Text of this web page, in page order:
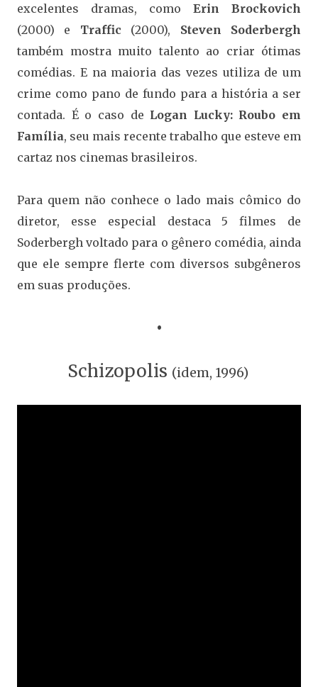
excelentes dramas, como Erin Brockovich
(2000) e Traffic (2000), Steven Soderbergh
também mostra muito talento ao criar ótimas
comédias. E na maioria das vezes utiliza de um
crime como pano de fundo para a história a ser
contada. É o caso de Logan Lucky: Roubo em
Família, seu mais recente trabalho que esteve em
cartaz nos cinemas brasileiros.
Para quem não conhece o lado mais cômico do
diretor, esse especial destaca 5 filmes de
Soderbergh voltado para o gênero comédia, ainda
que ele sempre flerte com diversos subgêneros
em suas produções.
•
Schizopolis (idem, 1996)